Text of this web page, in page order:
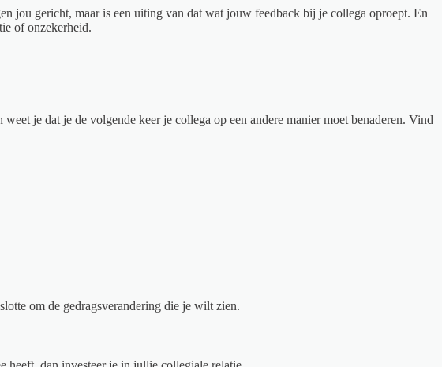
jou gericht, maar is een uiting van dat wat jouw feedback bij je collega oproept. En
of onzekerheid.
je dat je de volgende keer je collega op een andere manier moet benaderen. Vind
om de gedragsverandering die je wilt zien.